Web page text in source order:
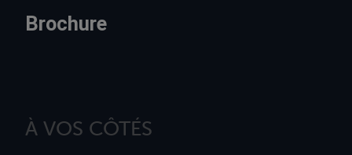
Brochure
À VOS CÔTÉS